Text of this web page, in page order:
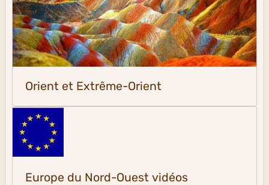
Orient et Extrême-Orient
Europe du Nord-Ouest vidéos